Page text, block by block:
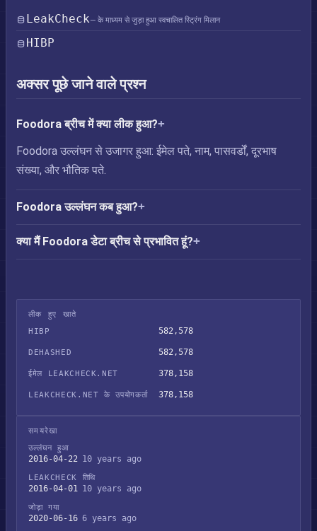
LeakCheck— के माध्यम से जुड़ा हुआ स्वचालित स्ट्रिंग मिलान
HIBP
अक्सर पूछे जाने वाले प्रश्न
Foodora ब्रीच में क्या लीक हुआ?
Foodora उल्लंघन से उजागर हुआ: ईमेल पते, नाम, पासवर्डों, दूरभाष
संख्या, और भौतिक पते.
Foodora उल्लंघन कब हुआ?
क्या मैं Foodora डेटा ब्रीच से प्रभावित हूं?
लीक हुए खाते
HIBP
582,578
DEHASHED 582,578
ईमेल LEAKCHECK.NET 378,158
LEAKCHECK.NET के उपयोगकर्ता 378,158
समयरेखा
उल्लंघन हुआ
2016-04-22 10 years ago
LEAKCHECK तिथि
2016-04-01 10 years ago
जोड़ा गया
2020-06-16 6 years ago